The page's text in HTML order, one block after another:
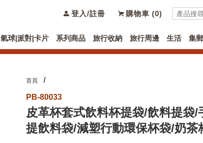
登入/註冊 購物車 (0)
氣球|派對|卡片 系列商品 旅行收納 旅行周邊 生活 集
首頁
PB-80033
皮革杯套式飲料杯提袋/飲料提袋/
提飲料袋/減塑行動環保杯袋/奶茶